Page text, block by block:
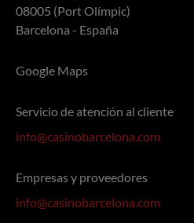
08005 (Port Olímpic)
Barcelona - España
Google Maps
Servicio de atención al cliente
info@casinobarcelona.com
Empresas y proveedores
info@casinobarcelona.com